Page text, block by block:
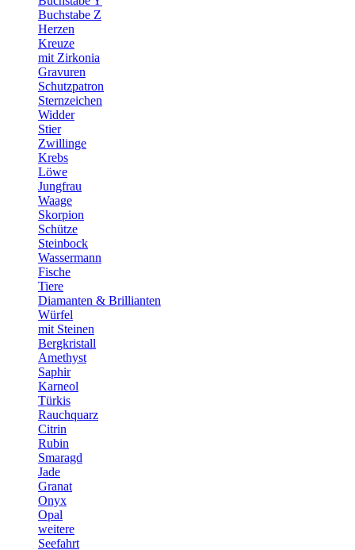
Buchstabe Z
Herzen
Kreuze
mit Zirkonia
Gravuren
Schutzpatron
Sternzeichen
Widder
Stier
Zwillinge
Krebs
Löwe
Jungfrau
Waage
Skorpion
Schütze
Steinbock
Wassermann
Fische
Tiere
Diamanten & Brillianten
Würfel
mit Steinen
Bergkristall
Amethyst
Saphir
Karneol
Türkis
Rauchquarz
Citrin
Rubin
Smaragd
Jade
Granat
Onyx
Opal
weitere
Seefahrt